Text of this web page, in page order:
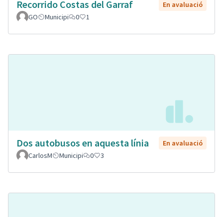
Recorrido Costas del Garraf
En avaluació
GO
Municipi 0 1
Dos autobusos en aquesta línia
En avaluació
CarlosM
Municipi 0 3